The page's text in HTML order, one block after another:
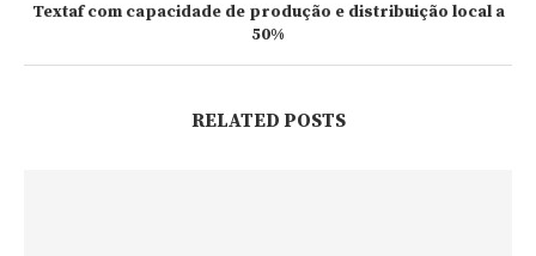
Textaf com capacidade de produção e distribuição local a
50%
RELATED POSTS